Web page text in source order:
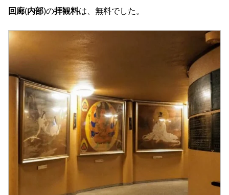
回廊(内部)の拝観料は、無料でした。